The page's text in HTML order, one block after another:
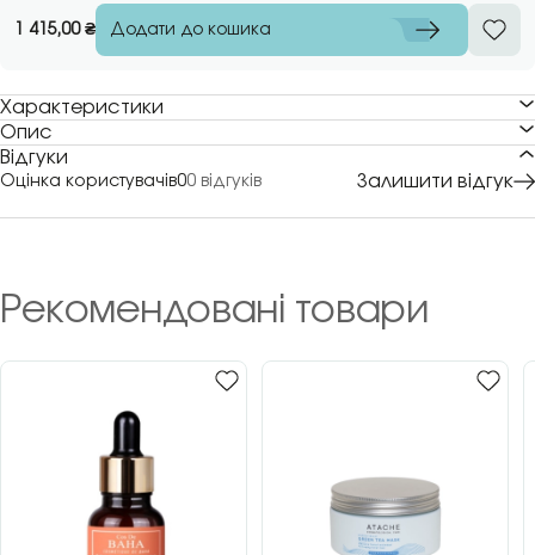
1 415,00₴ Додати до кошика
Характеристики
Опис
Відгуки
Оцінка користувачів00 відгуків Залишити відгук
Рекомендовані товари